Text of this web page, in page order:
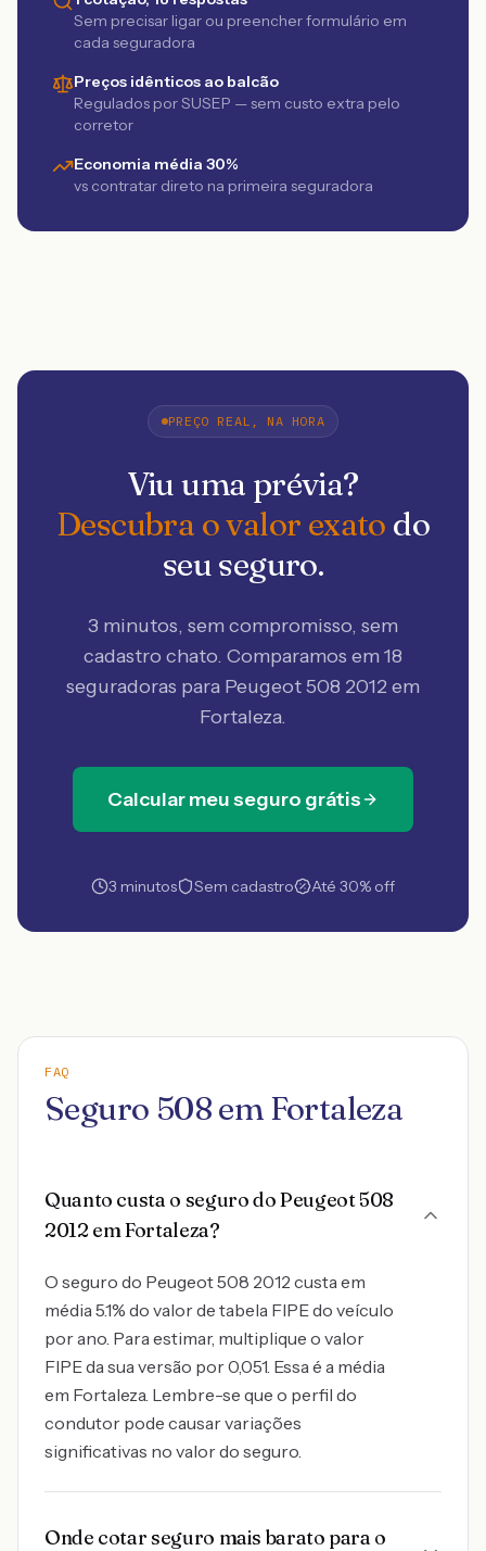
Sem precisar ligar ou preencher formulário em
cada seguradora
Preços idênticos ao balcão
Regulados por SUSEP — sem custo extra pelo
corretor
Economia média 30%
vs contratar direto na primeira seguradora
PREÇO REAL, NA HORA
Viu uma prévia?
Descubra o valor exato do
seu seguro.
3 minutos, sem compromisso, sem
cadastro chato. Comparamos em 18
seguradoras para Peugeot 508 2012 em
Fortaleza.
Calcular meu seguro grátis
3 minutos Sem cadastro Até 30% off
FAQ
Seguro 508 em Fortaleza
Quanto custa o seguro do Peugeot 508
2012 em Fortaleza?
O seguro do Peugeot 508 2012 custa em
média 5.1% do valor de tabela FIPE do veículo
por ano. Para estimar, multiplique o valor
FIPE da sua versão por 0,051. Essa é a média
em Fortaleza. Lembre-se que o perfil do
condutor pode causar variações
significativas no valor do seguro.
Onde cotar seguro mais barato para o